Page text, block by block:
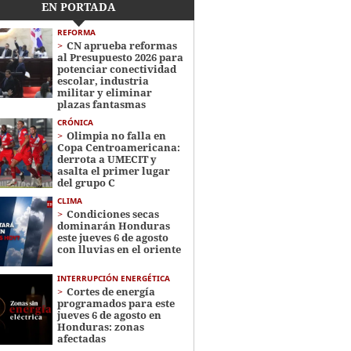
EN PORTADA
REFORMA
CN aprueba reformas
al Presupuesto 2026 para
potenciar conectividad
escolar, industria
militar y eliminar
plazas fantasmas
CRÓNICA
Olimpia no falla en
Copa Centroamericana:
derrota a UMECIT y
asalta el primer lugar
del grupo C
CLIMA
Condiciones secas
dominarán Honduras
este jueves 6 de agosto
con lluvias en el oriente
INTERRUPCIÓN ENERGÉTICA
Cortes de energía
programados para este
jueves 6 de agosto en
Honduras: zonas
afectadas